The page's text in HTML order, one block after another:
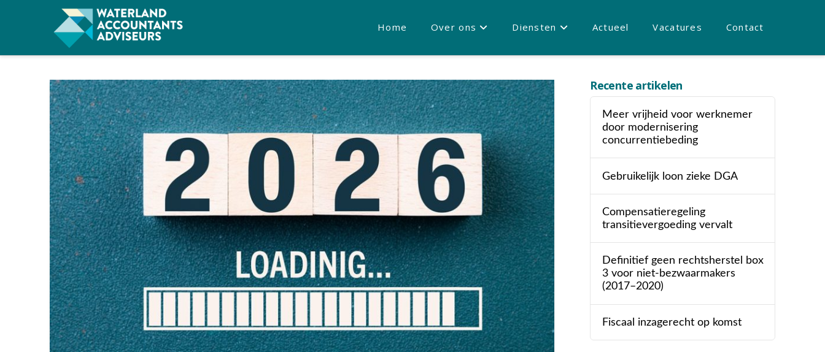
Home Over ons Diensten Actueel Vacatures Contact
Recente artikelen
Meer vrijheid voor werknemer
door modernisering
concurrentiebeding
Gebruikelijk loon zieke DGA
Compensatieregeling
transitievergoeding vervalt
Definitief geen rechtsherstel box
3 voor niet-bezwaarmakers
(2017–2020)
Fiscaal inzagerecht op komst